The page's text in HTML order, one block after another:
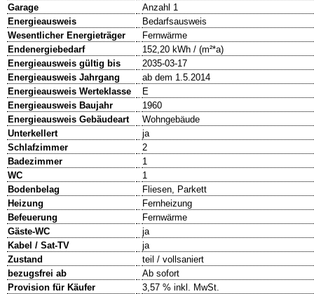
Garage
Anzahl 1
Energieausweis
Bedarfsausweis
Wesentlicher Energieträger
Fernwärme
Endenergiebedarf
152,20 kWh / (m²*a)
Energieausweis gültig bis
2035-03-17
Energieausweis Jahrgang
ab dem 1.5.2014
Energieausweis Werteklasse
E
Energieausweis Baujahr
1960
Energieausweis Gebäudeart
Wohngebäude
Unterkellert
ja
Schlafzimmer
2
Badezimmer
1
WC
1
Bodenbelag
Fliesen, Parkett
Heizung
Fernheizung
Befeuerung
Fernwärme
Gäste-WC
ja
Kabel / Sat-TV
ja
Zustand
teil / vollsaniert
bezugsfrei ab
Ab sofort
Provision für Käufer
3,57 % inkl. MwSt.